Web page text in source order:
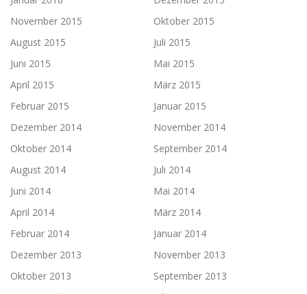
November 2015
Oktober 2015
August 2015
Juli 2015
Juni 2015
Mai 2015
April 2015
März 2015
Februar 2015
Januar 2015
Dezember 2014
November 2014
Oktober 2014
September 2014
August 2014
Juli 2014
Juni 2014
Mai 2014
April 2014
März 2014
Februar 2014
Januar 2014
Dezember 2013
November 2013
Oktober 2013
September 2013